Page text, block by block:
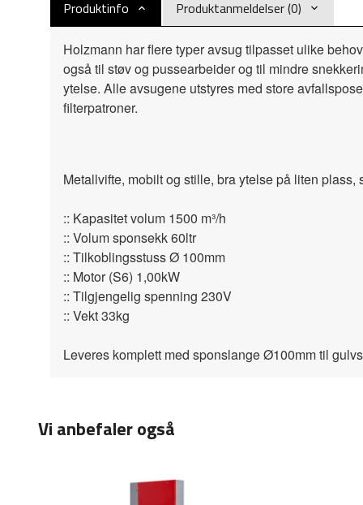
Produktinfo Produktanmeldelser (0)
Holzmann har flere typer avsug tilpasset ulike
også til støv og pussearbeider og til mindre
ytelse. Alle avsugene utstyres med store
filterpatroner.
Metallvifte, mobilt og stille, bra ytelse på liten plass,
:: Kapasitet volum 1500 m³/h
:: Volum sponsekk 60ltr
:: Tilkoblingsstuss Ø 100mm
:: Motor (S6) 1,00kW
:: Tilgjengelig spenning 230V
:: Vekt 33kg
Leveres komplett med sponslange Ø100mm til
Vi anbefaler også